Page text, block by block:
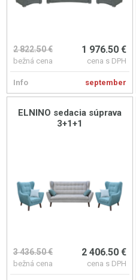
2 822.50 €
bežná cena
1 976.50 €
cena s DPH
Info september
ELNINO sedacia súprava
3+1+1
3 436.50 €
bežná cena
2 406.50 €
cena s DPH